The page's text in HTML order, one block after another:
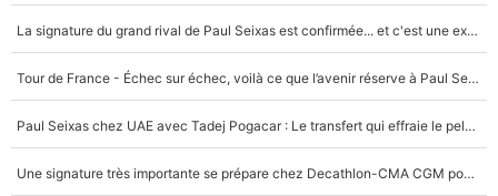
La signature du grand rival de Paul Seixas est confirmée... et c'est une excellente nouvelle pour l'équipe Decathlon-CMA CGM !
Tour de France - Échec sur échec, voilà ce que l’avenir réserve à Paul Seixas : «Tant qu’il y aura un Pogacar comme celui-là...»
Paul Seixas chez UAE avec Tadej Pogacar : Le transfert qui effraie le peloton, «c’est la pire des choses qui puisse arriver»
Une signature très importante se prépare chez Decathlon-CMA CGM pour aider Paul Seixas à gagner le Tour de France 2027